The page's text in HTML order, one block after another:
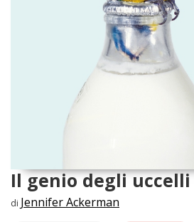
Il genio degli uccelli
di Jennifer Ackerman